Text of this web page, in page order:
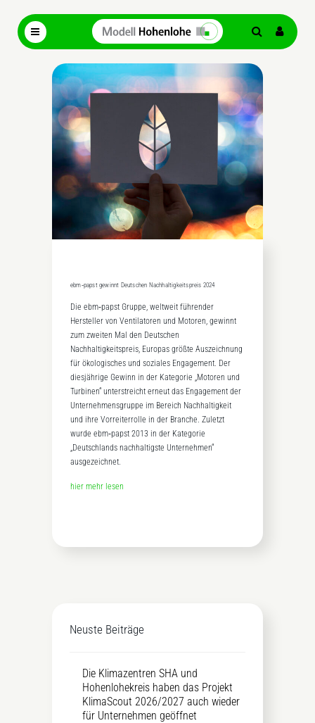
ebm‑papst gewinnt Deutschen Nachhaltigkeitspreis 2024
Die ebm‑papst Gruppe, weltweit führender
Hersteller von Ventilatoren und Motoren, gewinnt
zum zweiten Mal den Deutschen
Nachhaltigkeitspreis, Europas größte Auszeichnung
für ökologisches und soziales Engagement. Der
diesjährige Gewinn in der Kategorie „Motoren und
Turbinen“ unterstreicht erneut das Engagement der
Unternehmensgruppe im Bereich Nachhaltigkeit
und ihre Vorreiterrolle in der Branche. Zuletzt
wurde ebm‑papst 2013 in der Kategorie
„Deutschlands nachhaltigste Unternehmen“
ausgezeichnet.
hier mehr lesen
Neuste Beiträge
Die Klimazentren SHA und
Hohenlohekreis haben das Projekt
KlimaScout 2026/2027 auch wieder
für Unternehmen geöffnet